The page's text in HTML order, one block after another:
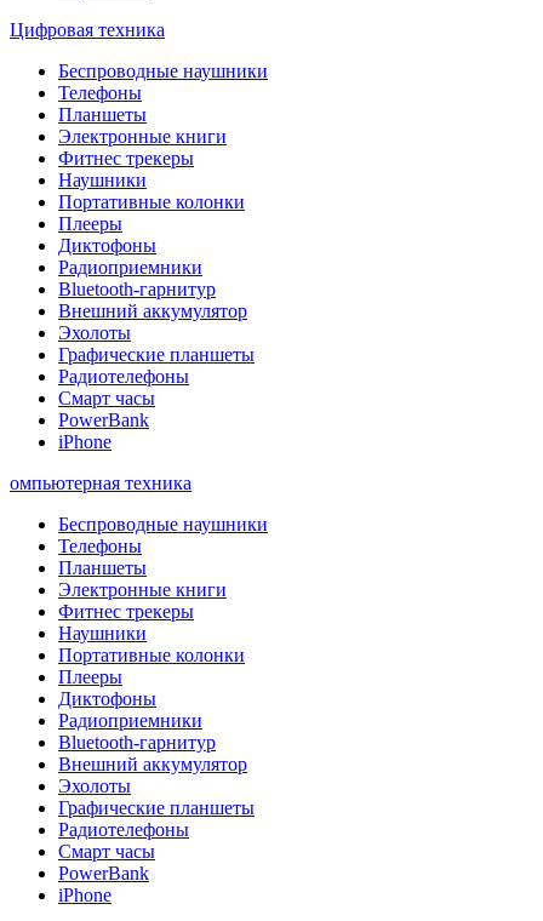
Цифровая техника
Беспроводные наушники
Телефоны
Планшеты
Электронные книги
Фитнес трекеры
Наушники
Портативные колонки
Плееры
Диктофоны
Радиоприемники
Bluetooth-гарнитур
Внешний аккумулятор
Эхолоты
Графические планшеты
Радиотелефоны
Смарт часы
PowerBank
iPhone
омпьютерная техника
Беспроводные наушники
Телефоны
Планшеты
Электронные книги
Фитнес трекеры
Наушники
Портативные колонки
Плееры
Диктофоны
Радиоприемники
Bluetooth-гарнитур
Внешний аккумулятор
Эхолоты
Графические планшеты
Радиотелефоны
Смарт часы
PowerBank
iPhone